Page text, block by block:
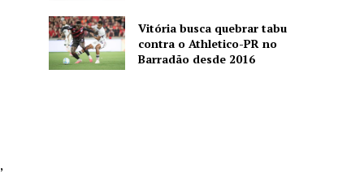
Vitória busca quebrar tabu
contra o Athletico-PR no
Barradão desde 2016